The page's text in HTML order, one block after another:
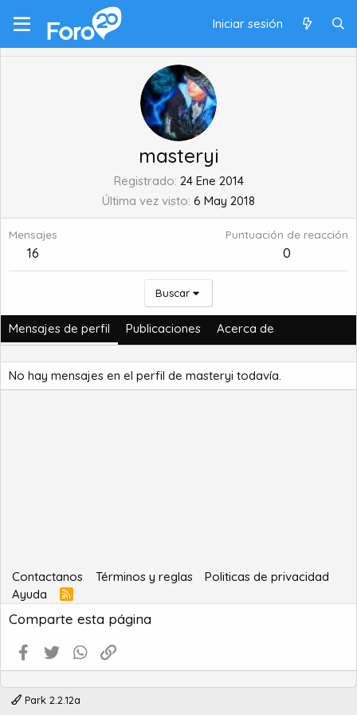
Iniciar sesión
masteryi
Registrado 24 Ene 2014
Última vez visto 6 May 2018
Mensajes
16
Puntuación de reacción
0
Buscar
Mensajes de perfil Publicaciones Acerca de
No hay mensajes en el perfil de masteryi todavía.
Contactanos Términos y reglas
Politicas de privacidad
Ayuda
R
S
S
Comparte esta página
Facebook
Twitter WhatsApp
Park 2.2.12a